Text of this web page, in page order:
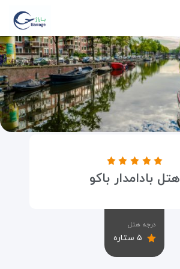
اقامتگاه ها هتل بادامدار باکو
هتل بادامدار باکو
درجه هتل